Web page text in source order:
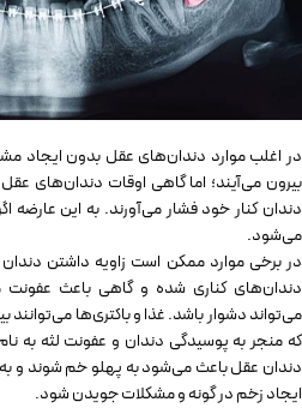
در اغلب موارد دندان‌های عقل بدون ایجاد
بیرون می‌آیند؛ اما گاهی اوقات دندان‌های عقل
دندان کنار خود فشار می‌آورند. به این
می‌شود.
در برخی موارد ممکن است زاویه داشتن
دندان‌های کناری شده و گاهی باعث
می‌تواند دشوار باشد. غذا و باکتری‌ها می‌توانند
که منجر به پوسیدگی دندان و عفونت لثه به
دندان عقل باعث می‌شود به پهلو خم شوند و به
ایجاد زخم در گونه و مشکلات جویدن شود.